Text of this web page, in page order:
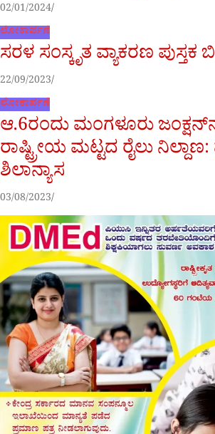
02/01/2024
ಲೋಕಾರ್ಪಣೆ
ಸರಳ ಸಂಸ್ಕೃತ ವ್ಯಾಕರಣ ಪುಸ್ತಕ
22/09/2023
ಲೋಕಾರ್ಪಣೆ
ಆ.6ರಂದು ಮಂಗಳೂರು
ರಾಷ್ಟ್ರೀಯ ಮಟ್ಟದ ರೈಲು
ಶಿಲಾನ್ಯಾಸ
03/08/2023